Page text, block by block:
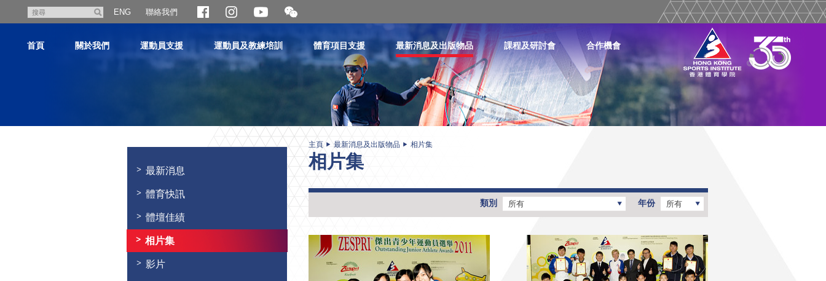
尋
ENG 聯絡我們
開
合
二
維
首頁 關於我們 運動員支援 運動員及教練培訓 體育項目支援 最新消息及出版物品 課程及研討會 合作機會
最新消息
體育快訊
體壇佳績
相片集
影片
主頁 最新消息及出版物品 相片集
相片集
年份 所有
類別 所有